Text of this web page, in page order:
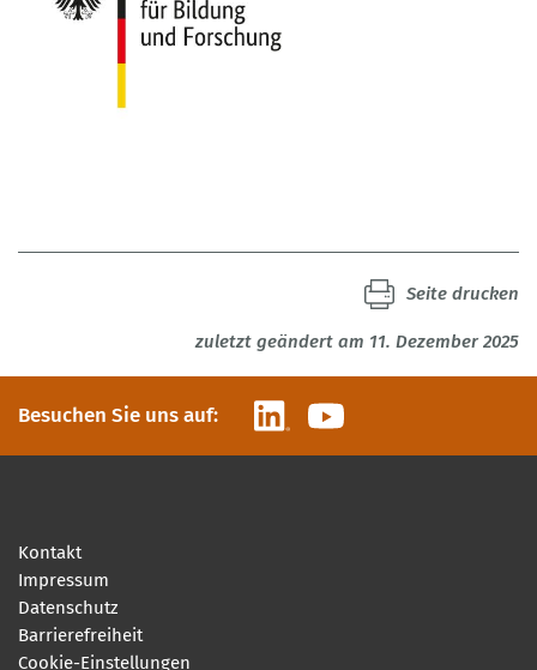
zuletzt geändert am 11. Dezember 2025
Seite drucken
Besuchen Sie uns auf: LinkedInYouTube
Kontakt
Impressum
Datenschutz
Barrierefreiheit
Cookie-Einstellungen